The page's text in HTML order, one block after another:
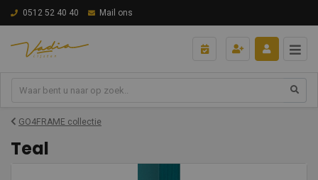
0512 52 40 40 Mail ons
GO4FRAME collectie
Teal